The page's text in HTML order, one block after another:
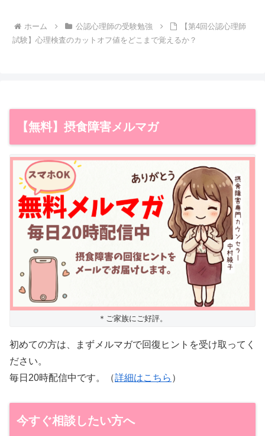
ホーム 公認心理師の受験勉強
【第4回公認心理師
試験】心理検査のカットオフ値をどこまで覚えるか？
【無料】摂食障害メルマガ
＊ご家族にご好評。
初めての方は、まずメルマガで回復ヒントを受け取ってく
ださい。
毎日20時配信中です。（詳細はこちら ）
今すぐ相談したい方へ